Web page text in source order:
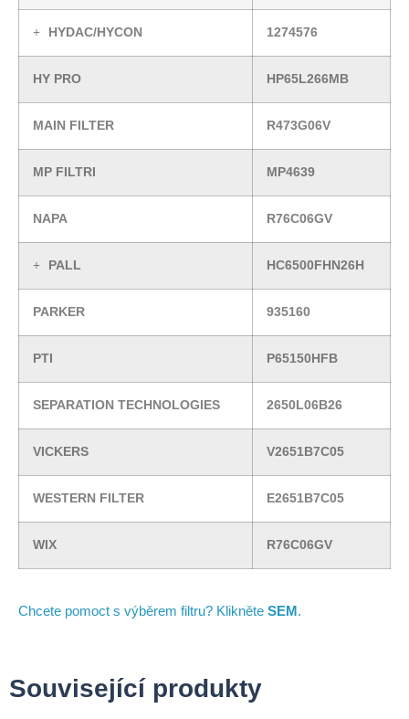
HYDAC/HYCON 1274576
HY PRO HP65L266MB
MAIN FILTER R473G06V
MP FILTRI MP4639
NAPA R76C06GV
PALL HC6500FHN26H
PARKER 935160
PTI P65150HFB
SEPARATION TECHNOLOGIES 2650L06B26
VICKERS V2651B7C05
WESTERN FILTER E2651B7C05
WIX R76C06GV
Chcete pomoct s výběrem filtru? Klikněte SEM.
Související produkty